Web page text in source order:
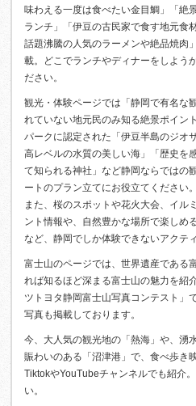
味わえる一度は食べたい金目鯛」「絶
ランチ」「伊豆の古民家で食す地元食
話題沸騰の人気のラーメンや絶品焼肉
載。どこでランチやディナーをしよう
ださい。
観光・体験ページでは「静岡で有名な
れていない地元民のみ知る絶景ポイン
パークに認定された「伊豆半島のジオ
高レベルの水質の美しい海」「歴史を
て知られる神社」など静岡ならではの
ートのプラン立てにお役立てください。
また、桜のスポットや花火大会、イル
ント情報や、自然豊かな場所で楽しめ
など、静岡でしか体験できないアクテ
富士山のページでは、世界遺産である
れば知るほど深まる富士山の魅力を紹
ツトヨタ静岡富士山写真コンテスト」
写真も掲載しております。
今、大人気の観光地の「熱海」や、湧
賑わいのある「沼津港」で、食べ歩き
TiktokやYouTubeチャンネルでも紹介
い。